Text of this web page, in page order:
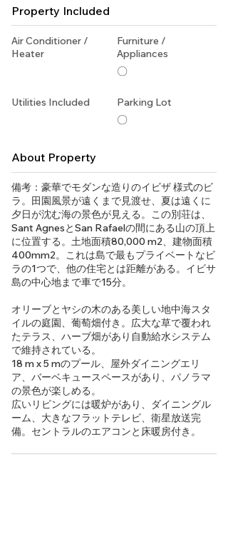
Property Included
Air Conditioner /
Heater
Furniture /
Appliances
〇
Utilities Included Parking Lot
〇
About Property
備考：豪華でモダンな造りのイビザ 様式のビ
ラ。田園風景が遠くまで見渡せ、夏は遠くに
夕日が沈む海の景色が見える。この別荘は、
Sant AgnesとSan Rafaelの間にある山の頂上
に位置する。土地面積80,000 m2、建物面積
400mm2。これは島で最もプライベートなビ
ラの1つで、他の住宅とは距離がある。イビサ
島の中心地まで車で15分。
オリーブとヤシの木のある美しい地中海スタ
イルの庭園、葡萄畑付き。広大な草で覆われ
たテラス、ハーブ畑があり自動給水システム
で維持されている。
18 m x 5 mのプール、屋外ダイニングエリ
ア、バーベキュースペースがあり、パノラマ
の景色が楽しめる。
広いリビングには暖炉があり、ダイニングル
ーム、大きなフラットテレビ、衛星放送完
備。セントラルのエアコンと床暖房付き。